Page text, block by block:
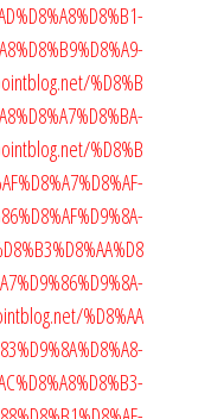
%D8%B
%D8%B
%D8%AA